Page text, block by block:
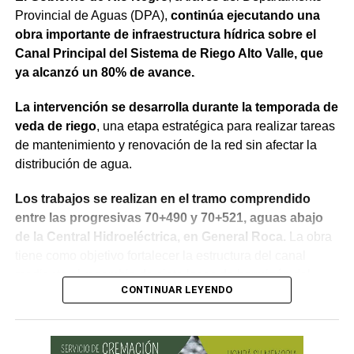
Weretilneck estuvo acompañado por los ministros de
Desarrollo Económico y Productivo, Carlos Banacloy; de
Salud, Demetrio Thalasselis y de Hacienda, Gabriel
Provincial de Coordinación y Ejecución del
Financiamiento Externo (UPCEFE), Martín Camiña.
Los proyectos
El programa reúne cinco proyectos estratégicos. En
Guardia Mitre se construirán 85 km de nueva red eléctrica
presurizado y reducirá más de 50% el costo energético
por hectárea.
En Negro Muerto se instalarán 32,2 km de red eléctrica,
Provincial de Aguas (DPA), continúa ejecutando una
obra importante de infraestructura hídrica sobre el
Canal Principal del Sistema de Riego Alto Valle, que
ya alcanzó un 80% de avance.
La intervención se desarrolla durante la temporada de
veda de riego, una etapa estratégica para realizar tareas
de mantenimiento y renovación de la red sin afectar la
distribución de agua.
Los trabajos se realizan en el tramo comprendido
entre las progresivas 70+490 y 70+521, aguas abajo
de la Central Hidroeléctrica, en General Roca.
La obra
mediante el recambio de siete losas de hormigón del
revestimiento del talud sobre la margen derecha, la
sistema.
CONTINUAR LEYENDO